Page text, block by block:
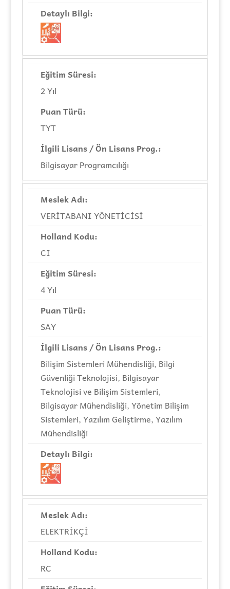
2 Yıl
TYT
Bilgisayar Programcılığı
VERİTABANI YÖNETİCİSİ
CI
4 Yıl
SAY
Bilişim Sistemleri Mühendisliği, Bilgi
Güvenliği Teknolojisi, Bilgisayar
Teknolojisi ve Bilişim Sistemleri,
Bilgisayar Mühendisliği, Yönetim Bilişim
Sistemleri, Yazılım Geliştirme, Yazılım
Mühendisliği
ELEKTRİKÇİ
RC